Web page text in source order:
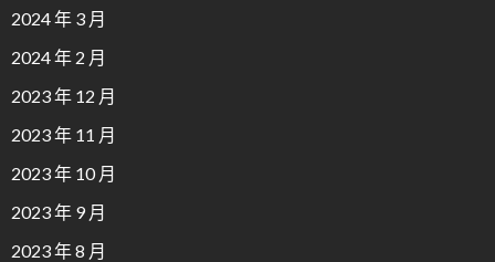
2024 年 3 月
2024 年 2 月
2023 年 12 月
2023 年 11 月
2023 年 10 月
2023 年 9 月
2023 年 8 月